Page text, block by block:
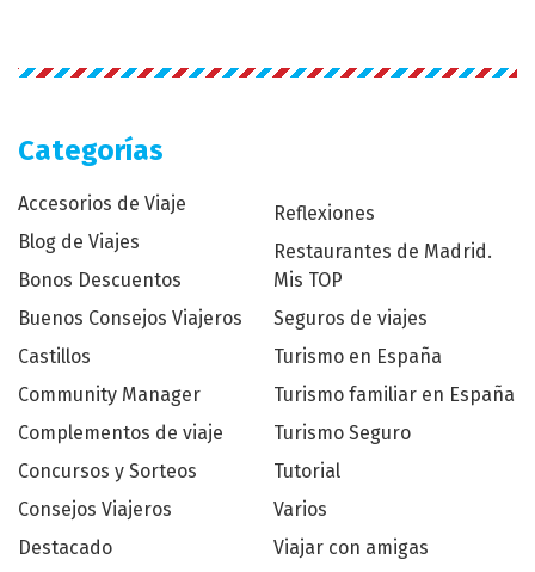
Categorías
Accesorios de Viaje
Blog de Viajes
Bonos Descuentos
Buenos Consejos Viajeros
Castillos
Community Manager
Complementos de viaje
Concursos y Sorteos
Consejos Viajeros
Destacado
Reflexiones
Restaurantes de Madrid.
Mis TOP
Seguros de viajes
Turismo en España
Turismo familiar en España
Turismo Seguro
Tutorial
Varios
Viajar con amigas